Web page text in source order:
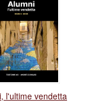
l'ultime vendetta